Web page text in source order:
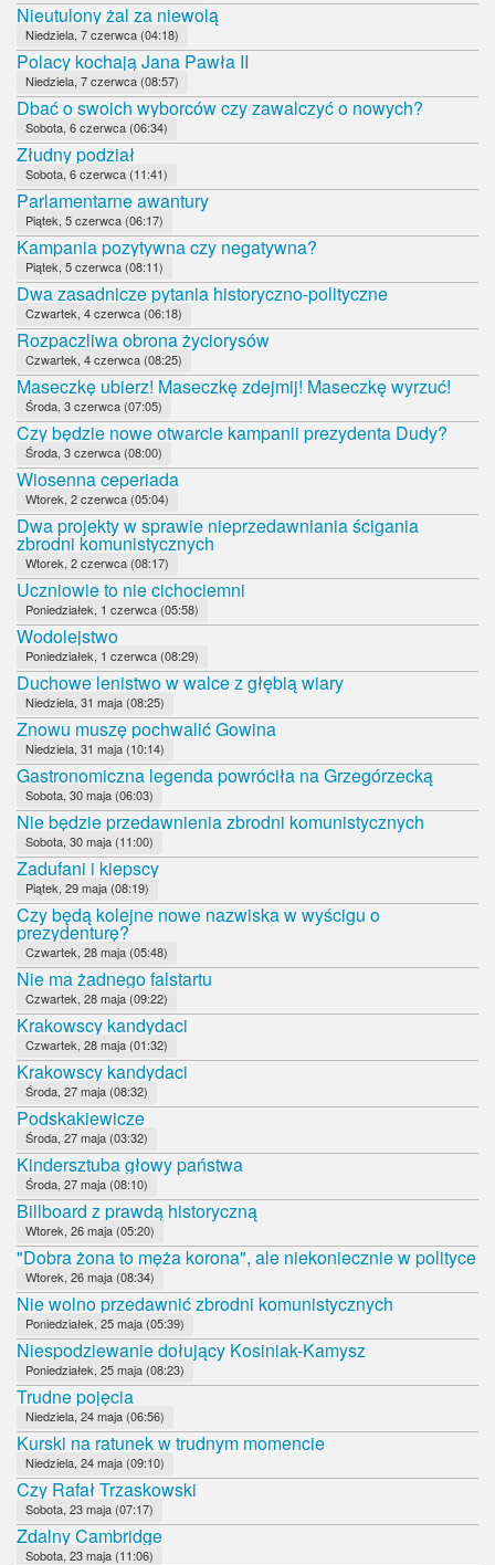
Nieutulony żal za niewolą
Niedziela, 7 czerwca (04:18)
Polacy kochają Jana Pawła II
Niedziela, 7 czerwca (08:57)
Dbać o swoich wyborców czy zawalczyć o nowych?
Sobota, 6 czerwca (06:34)
Złudny podział
Sobota, 6 czerwca (11:41)
Parlamentarne awantury
Piątek, 5 czerwca (06:17)
Kampania pozytywna czy negatywna?
Piątek, 5 czerwca (08:11)
Dwa zasadnicze pytania historyczno-polityczne
Czwartek, 4 czerwca (06:18)
Rozpaczliwa obrona życiorysów
Czwartek, 4 czerwca (08:25)
Maseczkę ubierz! Maseczkę zdejmij! Maseczkę wyrzuć!
Środa, 3 czerwca (07:05)
Czy będzie nowe otwarcie kampanii prezydenta Dudy?
Środa, 3 czerwca (08:00)
Wiosenna ceperiada
Wtorek, 2 czerwca (05:04)
Dwa projekty w sprawie nieprzedawniania ścigania
zbrodni komunistycznych
Wtorek, 2 czerwca (08:17)
Uczniowie to nie cichociemni
Poniedziałek, 1 czerwca (05:58)
Wodolejstwo
Poniedziałek, 1 czerwca (08:29)
Duchowe lenistwo w walce z głębią wiary
Niedziela, 31 maja (08:25)
Znowu muszę pochwalić Gowina
Niedziela, 31 maja (10:14)
Gastronomiczna legenda powróciła na Grzegórzecką
Sobota, 30 maja (06:03)
Nie będzie przedawnienia zbrodni komunistycznych
Sobota, 30 maja (11:00)
Zadufani i kiepscy
Piątek, 29 maja (08:19)
Czy będą kolejne nowe nazwiska w wyścigu o
prezydenturę?
Czwartek, 28 maja (05:48)
Nie ma żadnego falstartu
Czwartek, 28 maja (09:22)
Krakowscy kandydaci
Czwartek, 28 maja (01:32)
Krakowscy kandydaci
Środa, 27 maja (08:32)
Podskakiewicze
Środa, 27 maja (03:32)
Kindersztuba głowy państwa
Środa, 27 maja (08:10)
Billboard z prawdą historyczną
Wtorek, 26 maja (05:20)
"Dobra żona to męża korona", ale niekoniecznie w polityce
Wtorek, 26 maja (08:34)
Nie wolno przedawnić zbrodni komunistycznych
Poniedziałek, 25 maja (05:39)
Niespodziewanie dołujący Kosiniak-Kamysz
Poniedziałek, 25 maja (08:23)
Trudne pojęcia
Niedziela, 24 maja (06:56)
Kurski na ratunek w trudnym momencie
Niedziela, 24 maja (09:10)
Czy Rafał Trzaskowski
Sobota, 23 maja (07:17)
Zdalny Cambridge
Sobota, 23 maja (11:06)